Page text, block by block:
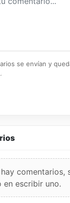
se envían y
comentarios,
en escribir uno.